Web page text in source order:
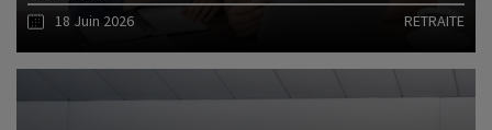
18 Juin 2026 RETRAITE